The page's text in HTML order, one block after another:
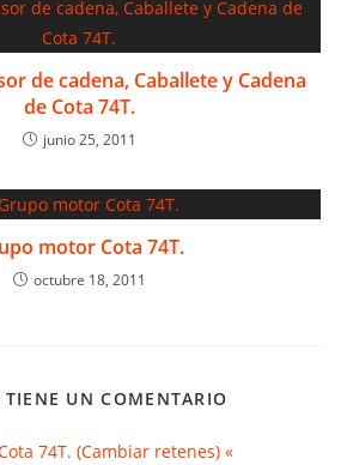
de cadena, Caballete y Cadena
de Cota 74T.
junio 25, 2011
motor Cota 74T.
octubre 18, 2011
TIENE UN COMENTARIO
74T. (Cambiar retenes) «